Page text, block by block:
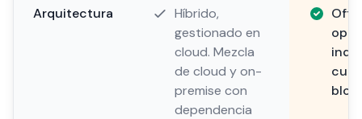
Arquitectura
Híbrido,
gestionado en
cloud. Mezcla
de cloud y on-
premise con
dependencia